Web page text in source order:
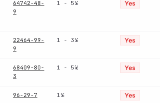
64742-48-
9
1 - 5% Yes
22464-99-
9
1 - 3% Yes
68409-80-
3
1 - 5% Yes
96-29-7 1% Yes